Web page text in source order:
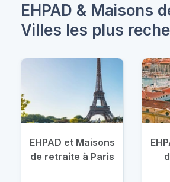
EHPAD & Maisons
Villes les plus
EHPAD et Maisons
de retraite à Paris